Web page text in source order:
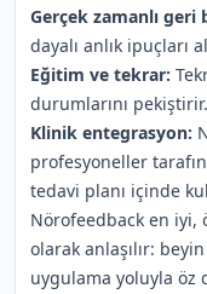
Gerçek zamanlı geri
dayalı anlık ipuçları
Eğitim ve tekrar:
durumlarını pekiştirir.
Klinik entegrasyon:
profesyoneller
tedavi planı içinde
Nörofeedback en iyi,
olarak anlaşılır:
uygulama yoluyla öz